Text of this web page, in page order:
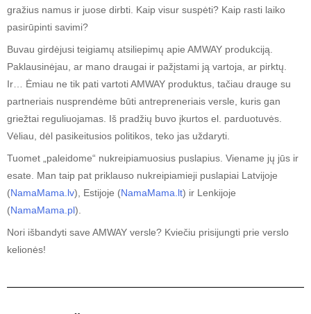
gražius namus ir juose dirbti. Kaip visur suspėti? Kaip rasti laiko
pasirūpinti savimi?
Buvau girdėjusi teigiamų atsiliepimų apie AMWAY produkciją.
Paklausinėjau, ar mano draugai ir pažįstami ją vartoja, ar pirktų.
Ir… Ėmiau ne tik pati vartoti AMWAY produktus, tačiau drauge su
partneriais nusprendėme būti antrepreneriais versle, kuris gan
griežtai reguliuojamas. Iš pradžių buvo įkurtos el. parduotuvės.
Vėliau, dėl pasikeitusios politikos, teko jas uždaryti.
Tuomet „paleidome“ nukreipiamuosius puslapius. Viename jų jūs ir
esate. Man taip pat priklauso nukreipiamieji puslapiai Latvijoje
(NamaMama.lv), Estijoje (NamaMama.lt) ir Lenkijoje
(NamaMama.pl).
Nori išbandyti save AMWAY versle? Kviečiu prisijungti prie verslo
kelionės!